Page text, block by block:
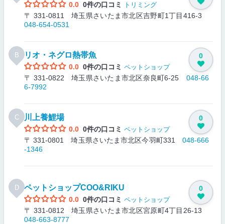
0.0 0件の口コミ トリミング
〒 331-0811 埼玉県さいたま市北区吉野町1丁目416-3
048-654-0531
B リオ・ネグロ熱帯魚
0.0 0件の口コミ ペットショップ
〒 331-0822 埼玉県さいたま市北区奈良町6-25 048-66
6-7992
0
C 川上養鯉場
0.0 0件の口コミ ペットショップ
〒 331-0801 埼玉県さいたま市北区今羽町331 048-666
-1346
0
D ペットショップCOO&RIKU
0.0 0件の口コミ ペットショップ
〒 331-0812 埼玉県さいたま市北区宮原町4丁目26-13
048-663-8777
0